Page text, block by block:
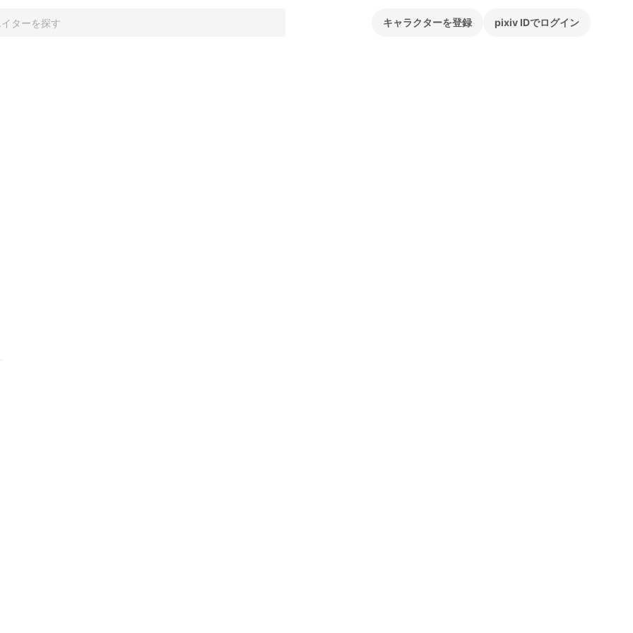
キャラクターを登録 pixiv IDでログイン